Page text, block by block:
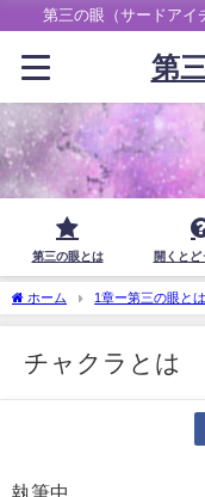
第三の眼（サードアイ
第
第三の眼とは 開くとど
ホーム 1章ー第三の眼とは
チャクラとは
執筆中